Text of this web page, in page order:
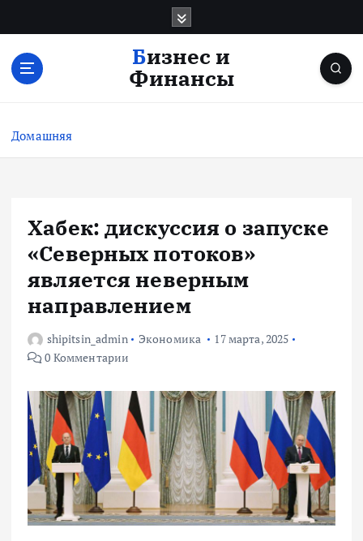
с
Бизнес и
Финансы
Домашняя
Хабек: дискуссия о запуске
«Северных потоков»
является неверным
направлением
shipitsin_admin Экономика
17 марта, 2025
0 Комментарии